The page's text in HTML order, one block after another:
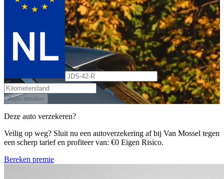
Auto inruilen
Deze auto verzekeren?
Veilig op weg? Sluit nu een autoverzekering af bij Van Mossel tegen
een scherp tarief en profiteer van: €0 Eigen Risico.
Bereken premie